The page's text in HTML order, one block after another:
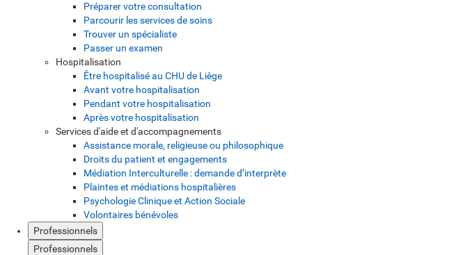
Préparer votre consultation
Parcourir les services de soins
Trouver un spécialiste
Passer un examen
Hospitalisation
Être hospitalisé au CHU de Liège
Avant votre hospitalisation
Pendant votre hospitalisation
Après votre hospitalisation
Services d'aide et d'accompagnements
Assistance morale, religieuse ou philosophique
Droits du patient et engagements
Médiation Interculturelle : demande d’interprète
Plaintes et médiations hospitalières
Psychologie Clinique et Action Sociale
Volontaires bénévoles
Professionnels
Professionnels